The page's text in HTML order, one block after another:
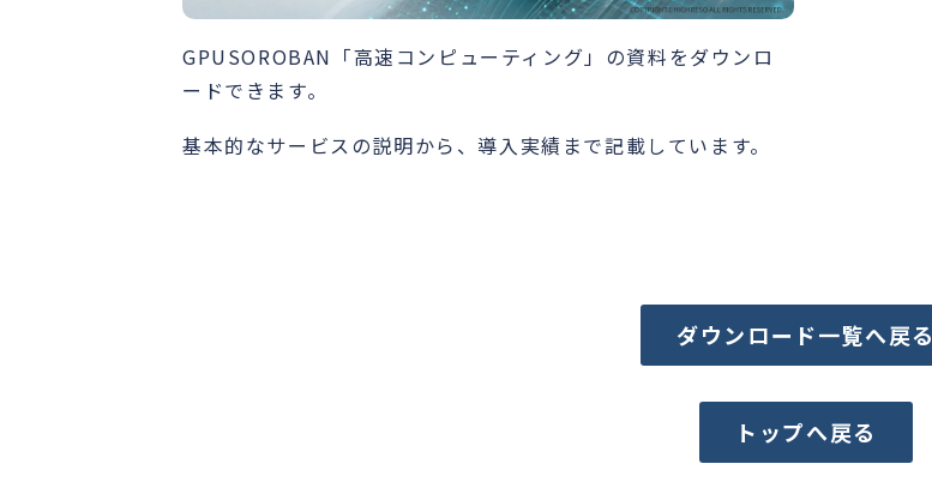
GPUSOROBAN「高速コンピューティング」の資料をダウンロ
ードできます。
基本的なサービスの説明から、導入実績まで記載しています。
ダウンロード一覧へ戻る
トップへ戻る